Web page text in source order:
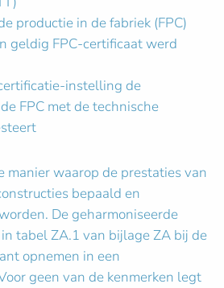
productie in de fabriek (FPC)
geldig FPC-certificaat werd
instelling de
FPC met de technische
manier waarop de prestaties van
bepaald en
De geharmoniseerde
tabel ZA.1 van bijlage ZA bij de
opnemen in een
geen van de kenmerken legt